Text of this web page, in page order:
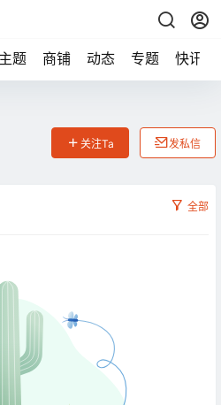
题 商铺 动态 专题 快讯
关注Ta 发私信
全部